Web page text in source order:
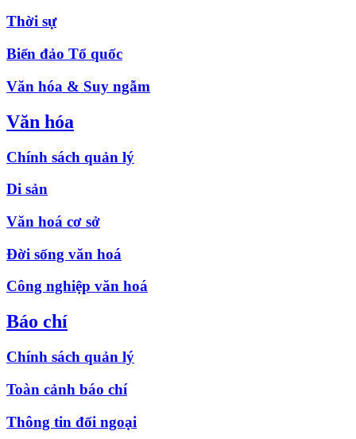
Thời sự
Biển đảo Tổ quốc
Văn hóa & Suy ngẫm
Văn hóa
Chính sách quản lý
Di sản
Văn hoá cơ sở
Đời sống văn hoá
Công nghiệp văn hoá
Báo chí
Chính sách quản lý
Toàn cảnh báo chí
Thông tin đối ngoại